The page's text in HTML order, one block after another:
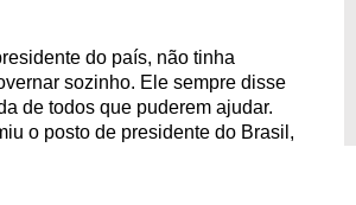
do país, não tinha
sozinho. Ele sempre disse
de todos que puderem ajudar.
o posto de presidente do Brasil,